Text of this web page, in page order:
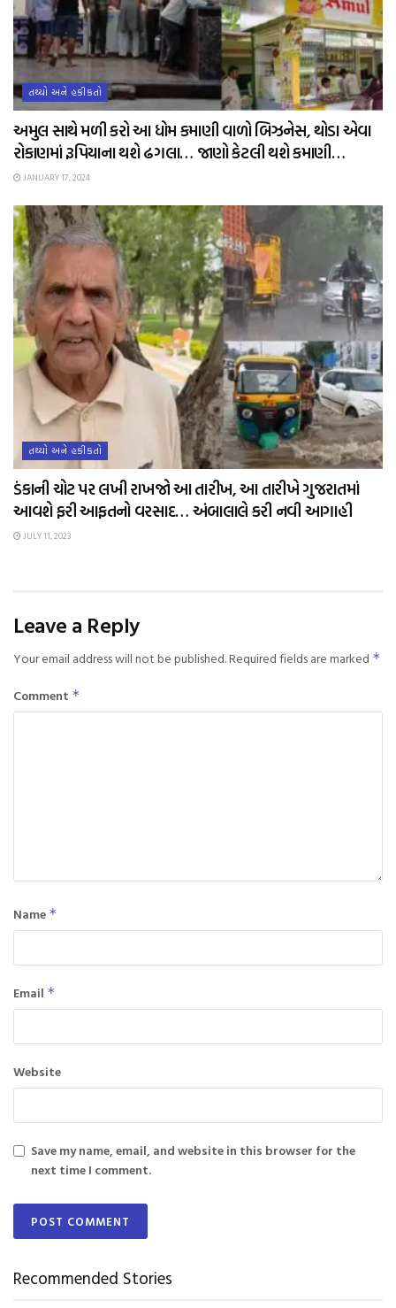
તથ્યો અને હકીકતો
અમુલ સાથે મળી કરો આ ધોમ કમાણી વાળો બિઝનેસ, થોડા એવા
રોકાણમાં રૂપિયાના થશે ઢગલા… જાણો કેટલી થશે કમાણી…
JANUARY 17, 2024
તથ્યો અને હકીકતો
ડંકાની ચોટ પર લખી રાખજો આ તારીખ, આ તારીખે ગુજરાતમાં
આવશે ફરી આફતનો વરસાદ… અંબાલાલે કરી નવી આગાહી
JULY 11, 2023
Leave a Reply
Your email address will not be published.Required fields are marked *
Comment *
Name *
Email *
Website
Save my name, email, and website in this browser for the
next time I comment.
Recommended Stories